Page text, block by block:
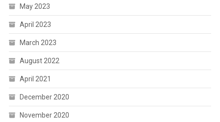
May 2023
April 2023
March 2023
August 2022
April 2021
December 2020
November 2020